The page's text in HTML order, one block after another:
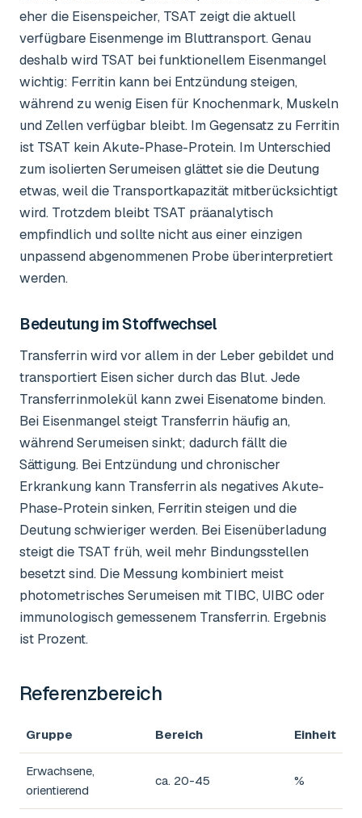
eher die Eisenspeicher, TSAT zeigt die aktuell
verfügbare Eisenmenge im Bluttransport. Genau
deshalb wird TSAT bei funktionellem Eisenmangel
wichtig: Ferritin kann bei Entzündung steigen,
während zu wenig Eisen für Knochenmark, Muskeln
und Zellen verfügbar bleibt. Im Gegensatz zu Ferritin
ist TSAT kein Akute-Phase-Protein. Im Unterschied
zum isolierten Serumeisen glättet sie die Deutung
etwas, weil die Transportkapazität mitberücksichtigt
wird. Trotzdem bleibt TSAT präanalytisch
empfindlich und sollte nicht aus einer einzigen
unpassend abgenommenen Probe überinterpretiert
werden.
Bedeutung im Stoffwechsel
Transferrin wird vor allem in der Leber gebildet und
transportiert Eisen sicher durch das Blut. Jede
Transferrinmolekül kann zwei Eisenatome binden.
Bei Eisenmangel steigt Transferrin häufig an,
während Serumeisen sinkt; dadurch fällt die
Sättigung. Bei Entzündung und chronischer
Erkrankung kann Transferrin als negatives Akute-
Phase-Protein sinken, Ferritin steigen und die
Deutung schwieriger werden. Bei Eisenüberladung
steigt die TSAT früh, weil mehr Bindungsstellen
besetzt sind. Die Messung kombiniert meist
photometrisches Serumeisen mit TIBC, UIBC oder
immunologisch gemessenem Transferrin. Ergebnis
ist Prozent.
Referenzbereich
Gruppe Bereich Einheit
Erwachsene,
orientierend
ca. 20-45 %